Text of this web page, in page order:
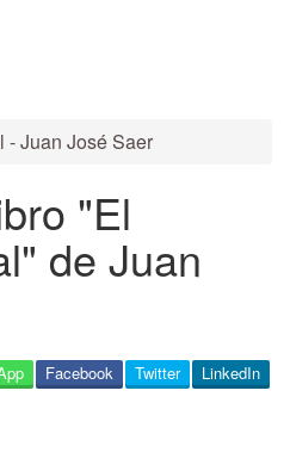
- Juan José Saer
"El
de Juan
LinkedIn
Twitter
Facebook